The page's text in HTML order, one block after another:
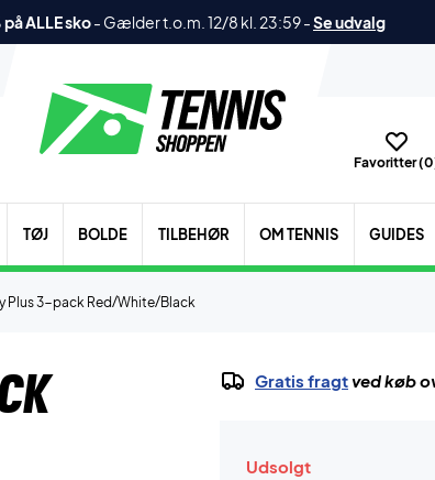
ALLE sko- Gælder t.o.m. 12/8 kl. 23:59-Se udvalg
Favoritter (0
TØJ BOLDE TILBEHØR OM TENNIS GUIDES
Plus 3-pack Red/White/Black
Gratis fragtved køb
Udsolgt